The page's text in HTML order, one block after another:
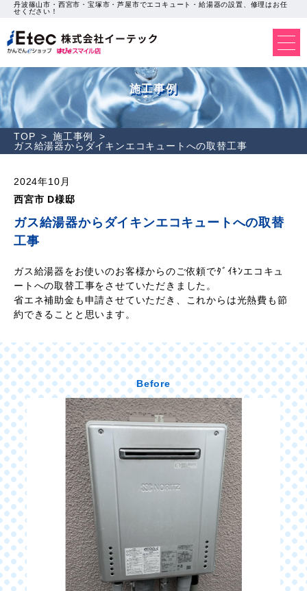
丹波篠山市・西宮市・宝塚市・芦屋市でエコキュート・給湯器の設置、修理はお任
せください！
施工事例
TOP
施工事例
ガス給湯器からダイキンエコキュートへの取替工事
2024年10月
西宮市 D様邸
ガス給湯器からダイキンエコキュートへの取替
工事
ガス給湯器をお使いのお客様からのご依頼でﾀﾞｲｷﾝエコキュ
ートへの取替工事をさせていただきました。
省エネ補助金も申請させていただき、これからは光熱費も節
約できることと思います。
Before